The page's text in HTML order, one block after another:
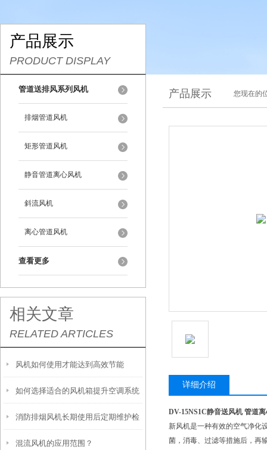
产品展示
PRODUCT DISPLAY
管道送排风系列风机
排烟管道风机
矩形管道风机
静音管道离心风机
斜流风机
离心管道风机
查看更多
相关文章
RELATED ARTICLES
风机如何使用才能达到高效节能
如何选择适合的风机箱提升空调系统
效率？
消防排烟风机长期使用后定期维护检
查
混流风机的应用范围？
产品展示 您现在的
详细介绍
DV-15NS1C静音送风机 管道
新风机是一种有效的空气净化
菌，消毒、过滤等措施后，再